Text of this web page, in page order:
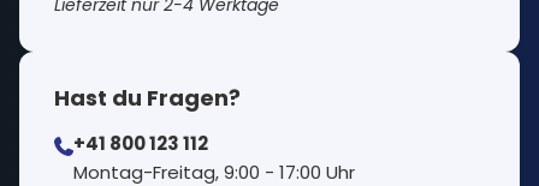
Hast du Fragen?
+41 800 123 112
⁠Montag-Freitag, 9:00 - 17:00 Uhr